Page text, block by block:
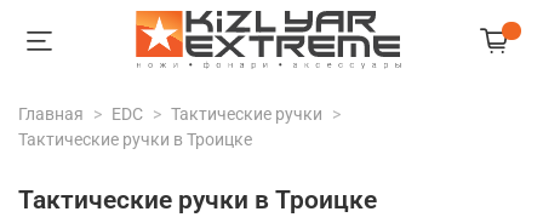
Главная EDC
Тактические ручки
Тактические ручки в Троицке
Тактические ручки в Троицке